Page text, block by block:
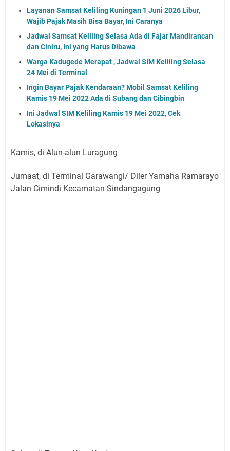
Layanan Samsat Keliling Kuningan 1 Juni 2026 Libur,
Wajib Pajak Masih Bisa Bayar, Ini Caranya
Jadwal Samsat Keliling Selasa Ada di Fajar Mandirancan
dan Ciniru, Ini yang Harus Dibawa
Warga Kadugede Merapat , Jadwal SIM Keliling Selasa
24 Mei di Terminal
Ingin Bayar Pajak Kendaraan? Mobil Samsat Keliling
Kamis 19 Mei 2022 Ada di Subang dan Cibingbin
Ini Jadwal SIM Keliling Kamis 19 Mei 2022, Cek
Lokasinya
Kamis, di Alun-alun Luragung
Jumaat, di Terminal Garawangi/ Diler Yamaha Ramarayo
Jalan Cimindi Kecamatan Sindangagung